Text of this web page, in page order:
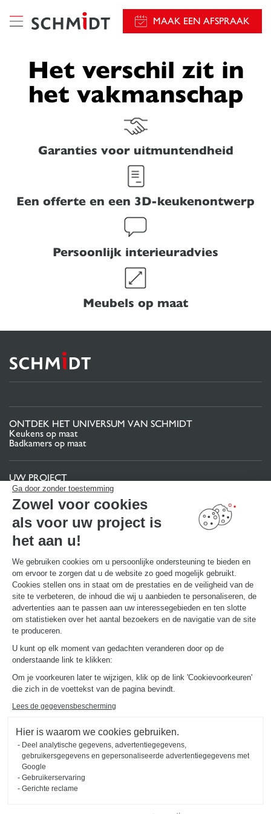
Ga door zonder toestemming
Zowel voor cookies
als voor uw project is
het aan u!
We gebruiken cookies om u persoonlijke ondersteuning te bieden en
om ervoor te zorgen dat u de website zo goed mogelijk gebruikt.
Cookies stellen ons in staat om de prestaties en de veiligheid van de
site te verbeteren, de inhoud die wij u aanbieden te personaliseren, de
advertenties aan te passen aan uw interessegebieden en ten slotte
om statistieken over het aantal bezoekers en de navigatie van de site
te produceren.
U kunt op elk moment van gedachten veranderen door op de
onderstaande link te klikken:
Om je voorkeuren later te wijzigen, klik op de link 'Cookievoorkeuren'
die zich in de voettekst van de pagina bevindt.
Lees de gegevensbescherming
Hier is waarom we cookies gebruiken.
Deel analytische gegevens, advertentiegegevens,
gebruikersgegevens en gepersonaliseerde advertentiegegevens met
Google
Gebruikerservaring
Gerichte reclame
MAAK EEN AFSPRAAK
Het verschil zit in
het vakmanschap
Garanties voor uitmuntendheid
Een offerte en een 3D-keukenontwerp
Persoonlijk interieuradvies
Meubels op maat
ONTDEK HET UNIVERSUM VAN SCHMIDT
Keukens op maat
Badkamers op maat
UW PROJECT
Projectgebied
Uw 3D-keukenconfigurator
Contact
Vind uw Winkel
MAAK EEN AFSPRAAK
NUTTIGE LINKS
Gids en vergelijking
Download onze catalogus
OVER
Schmidt in de wereld
Onze adviescentra in Nederland
2026 © SCHMIDT Groupe
Wettelijke vermeldingen
Cookiebeheer
Privacybeleid